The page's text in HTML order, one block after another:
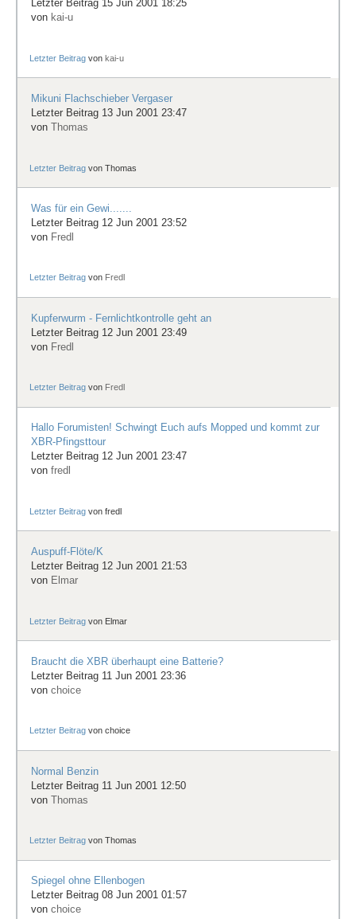
Letzter Beitrag 15 Jun 2001 18:25
von kai-u
Letzter Beitrag vonkai-u
Mikuni Flachschieber Vergaser
Letzter Beitrag 13 Jun 2001 23:47
von Thomas
Letzter Beitrag vonThomas
Was für ein Gewi.......
Letzter Beitrag 12 Jun 2001 23:52
von Fredl
Letzter Beitrag von Fredl
Kupferwurm - Fernlichtkontrolle geht an
Letzter Beitrag 12 Jun 2001 23:49
von Fredl
Letzter Beitrag von Fredl
Hallo Forumisten! Schwingt Euch aufs Mopped und kommt zur
XBR-Pfingsttour
Letzter Beitrag 12 Jun 2001 23:47
von fredl
Letzter Beitrag vonfredl
Auspuff-Flöte/K
Letzter Beitrag 12 Jun 2001 21:53
von Elmar
Letzter Beitrag von Elmar
Braucht die XBR überhaupt eine Batterie?
Letzter Beitrag 11 Jun 2001 23:36
von choice
Letzter Beitrag vonchoice
Normal Benzin
Letzter Beitrag 11 Jun 2001 12:50
von Thomas
Letzter Beitrag vonThomas
Spiegel ohne Ellenbogen
Letzter Beitrag 08 Jun 2001 01:57
von choice